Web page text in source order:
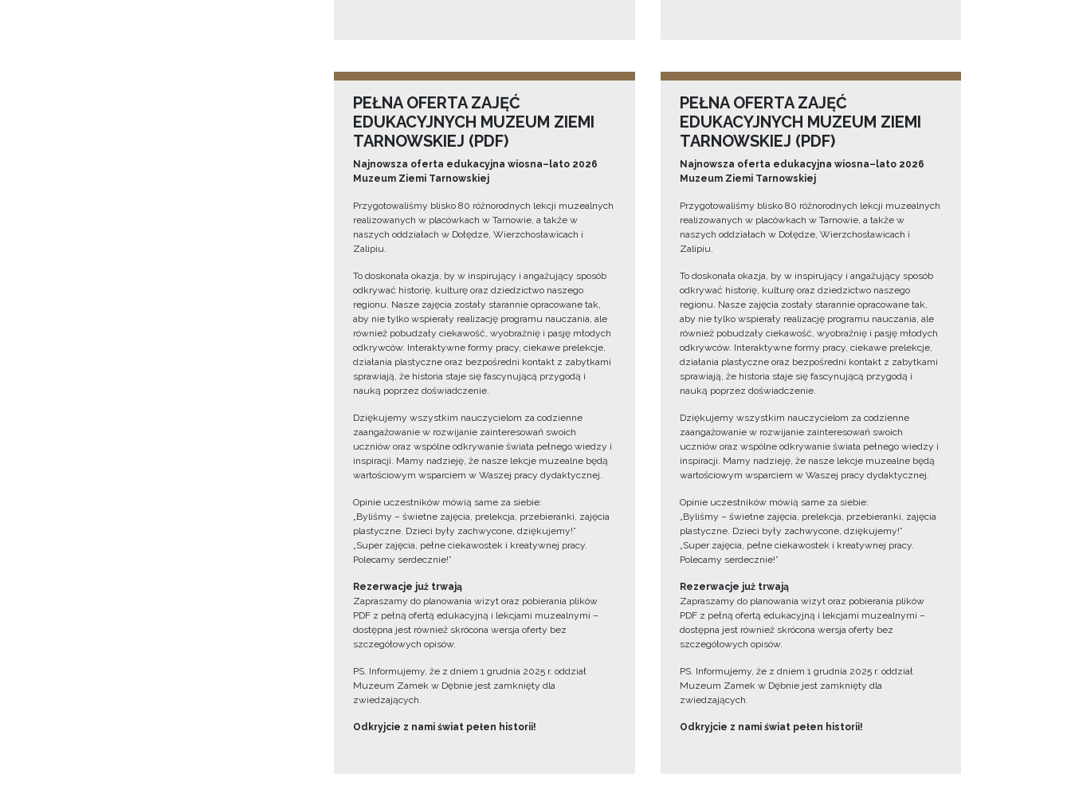
PEŁNA OFERTA ZAJĘĆ
EDUKACYJNYCH MUZEUM ZIEMI
TARNOWSKIEJ (PDF)
Najnowsza oferta edukacyjna wiosna–lato 2026
Muzeum Ziemi Tarnowskiej
Przygotowaliśmy blisko 80 różnorodnych lekcji muzealnych
realizowanych w placówkach w Tarnowie, a także w
naszych oddziałach w Dołędze, Wierzchosławicach i
Zalipiu.
To doskonała okazja, by w inspirujący i angażujący sposób
odkrywać historię, kulturę oraz dziedzictwo naszego
regionu. Nasze zajęcia zostały starannie opracowane tak,
aby nie tylko wspierały realizację programu nauczania, ale
również pobudzały ciekawość, wyobraźnię i pasję młodych
odkrywców. Interaktywne formy pracy, ciekawe prelekcje,
działania plastyczne oraz bezpośredni kontakt z zabytkami
sprawiają, że historia staje się fascynującą przygodą i
nauką poprzez doświadczenie.
Dziękujemy wszystkim nauczycielom za codzienne
zaangażowanie w rozwijanie zainteresowań swoich
uczniów oraz wspólne odkrywanie świata pełnego wiedzy i
inspiracji. Mamy nadzieję, że nasze lekcje muzealne będą
wartościowym wsparciem w Waszej pracy dydaktycznej.
Opinie uczestników mówią same za siebie:
„Byliśmy – świetne zajęcia, prelekcja, przebieranki, zajęcia
plastyczne. Dzieci były zachwycone, dziękujemy!”
„Super zajęcia, pełne ciekawostek i kreatywnej pracy.
Polecamy serdecznie!”
Rezerwacje już trwają
Zapraszamy do planowania wizyt oraz pobierania plików
PDF z pełną ofertą edukacyjną i lekcjami muzealnymi –
dostępna jest również skrócona wersja oferty bez
szczegółowych opisów.
PS. Informujemy, że z dniem 1 grudnia 2025 r. oddział
Muzeum Zamek w Dębnie jest zamknięty dla
zwiedzających.
Odkryjcie z nami świat pełen historii!
PEŁNA OFERTA ZAJĘĆ
EDUKACYJNYCH MUZEUM ZIEMI
TARNOWSKIEJ (PDF)
Najnowsza oferta edukacyjna wiosna–lato 2026
Muzeum Ziemi Tarnowskiej
Przygotowaliśmy blisko 80 różnorodnych lekcji muzealnych
realizowanych w placówkach w Tarnowie, a także w
naszych oddziałach w Dołędze, Wierzchosławicach i
Zalipiu.
To doskonała okazja, by w inspirujący i angażujący sposób
odkrywać historię, kulturę oraz dziedzictwo naszego
regionu. Nasze zajęcia zostały starannie opracowane tak,
aby nie tylko wspierały realizację programu nauczania, ale
również pobudzały ciekawość, wyobraźnię i pasję młodych
odkrywców. Interaktywne formy pracy, ciekawe prelekcje,
działania plastyczne oraz bezpośredni kontakt z zabytkami
sprawiają, że historia staje się fascynującą przygodą i
nauką poprzez doświadczenie.
Dziękujemy wszystkim nauczycielom za codzienne
zaangażowanie w rozwijanie zainteresowań swoich
uczniów oraz wspólne odkrywanie świata pełnego wiedzy i
inspiracji. Mamy nadzieję, że nasze lekcje muzealne będą
wartościowym wsparciem w Waszej pracy dydaktycznej.
Opinie uczestników mówią same za siebie:
„Byliśmy – świetne zajęcia, prelekcja, przebieranki, zajęcia
plastyczne. Dzieci były zachwycone, dziękujemy!”
„Super zajęcia, pełne ciekawostek i kreatywnej pracy.
Polecamy serdecznie!”
Rezerwacje już trwają
Zapraszamy do planowania wizyt oraz pobierania plików
PDF z pełną ofertą edukacyjną i lekcjami muzealnymi –
dostępna jest również skrócona wersja oferty bez
szczegółowych opisów.
PS. Informujemy, że z dniem 1 grudnia 2025 r. oddział
Muzeum Zamek w Dębnie jest zamknięty dla
zwiedzających.
Odkryjcie z nami świat pełen historii!